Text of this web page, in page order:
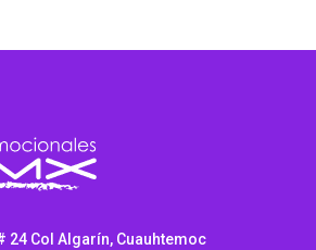
24 Col Algarín, Cuauhtemoc